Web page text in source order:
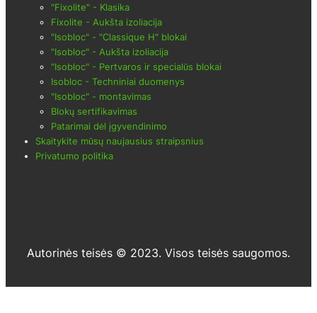
"Fixolite" - Klasika
Fixolite - Aukšta izoliacija
"Isobloc" - "Classique H" blokai
"Isobloc" - Aukšta izoliacija
"Isobloc" - Pertvaros ir specialūs blokai
Isobloc - Techniniai duomenys
"Isobloc" - montavimas
Blokų sertifikavimas
Patarimai dėl įgyvendinimo
Skaitykite mūsų naujausius straipsnius
Privatumo politika
Autorinės teisės © 2023. Visos teisės saugomos.